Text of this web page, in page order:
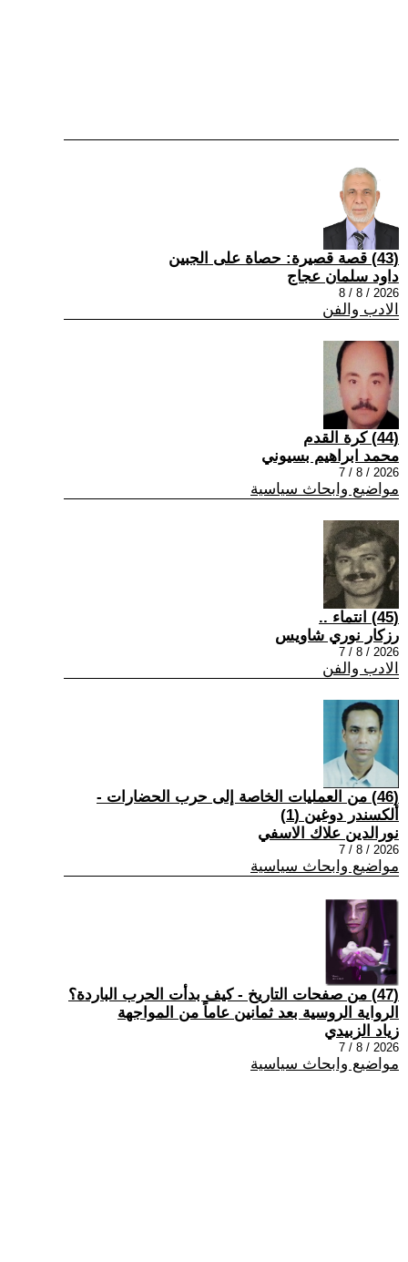
(43) قصة قصيرة: حصاة على الجبين
داود سلمان عجاج
2026 / 8 / 8
الادب والفن
(44) كرة القدم
محمد ابراهيم بسيوني
2026 / 8 / 7
مواضيع وابحاث سياسية
(45) انتماء ..
رزكار نوري شاويس
2026 / 8 / 7
الادب والفن
(46) من العمليات الخاصة إلى حرب الحضارات -
ألكسندر دوغين (1)
نورالدين علاك الاسفي
2026 / 8 / 7
مواضيع وابحاث سياسية
(47) من صفحات التاريخ - كيف بدأت الحرب الباردة؟
الرواية الروسية بعد ثمانين عاماً من المواجهة
زياد الزبيدي
2026 / 8 / 7
مواضيع وابحاث سياسية